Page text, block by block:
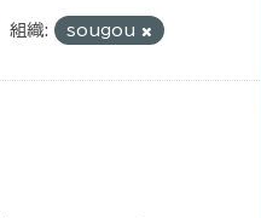
組織: sougou